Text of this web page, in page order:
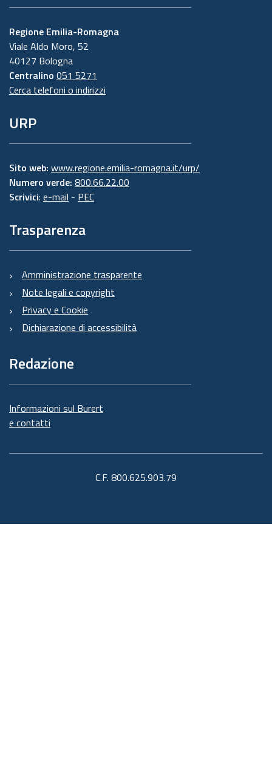
Regione Emilia-Romagna
Viale Aldo Moro, 52
40127 Bologna
Centralino 051 5271
Cerca telefoni o indirizzi
URP
Sito web: www.regione.emilia-romagna.it/urp/
Numero verde: 800.66.22.00
Scrivici: e-mail - PEC
Trasparenza
Amministrazione trasparente
Note legali e copyright
Privacy e Cookie
Dichiarazione di accessibilità
Redazione
Informazioni sul Burert
e contatti
C.F. 800.625.903.79